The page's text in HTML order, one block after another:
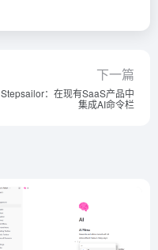
下一篇
Stepsailor：在现有SaaS产品中
集成AI命令栏